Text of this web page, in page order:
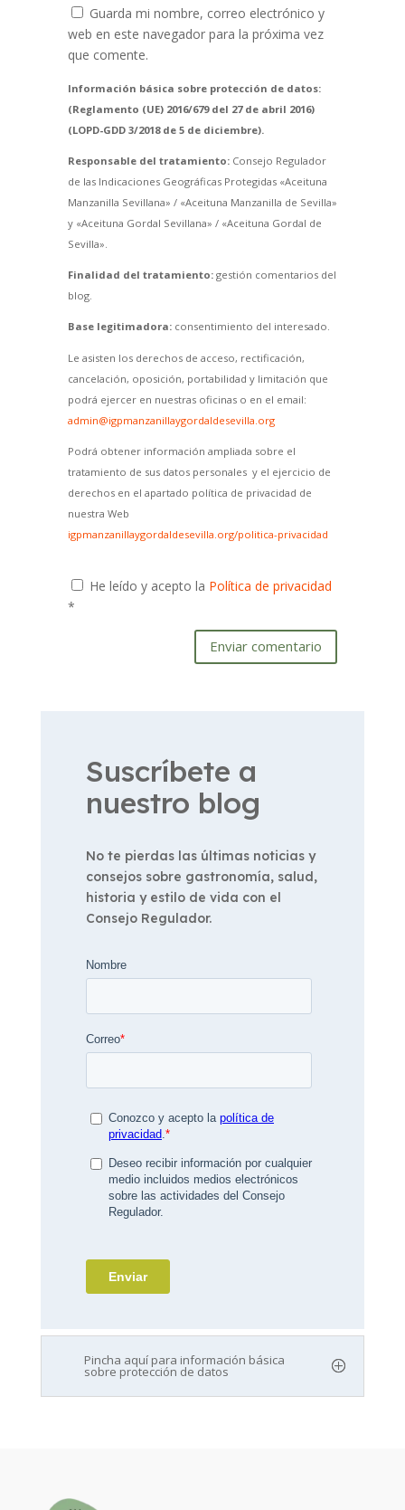
Guarda mi nombre, correo electrónico y
web en este navegador para la próxima vez
que comente.
Información básica sobre protección de datos:
(Reglamento (UE) 2016/679 del 27 de abril 2016)
(LOPD-GDD 3/2018 de 5 de diciembre).
Responsable del tratamiento:Consejo Regulador
de las Indicaciones Geográficas Protegidas «Aceituna
Manzanilla Sevillana» / «Aceituna Manzanilla de Sevilla»
y «Aceituna Gordal Sevillana» / «Aceituna Gordal de
Sevilla».
Finalidad del tratamiento:gestión comentarios del
blog.
Base legitimadora:consentimiento del interesado.
Le asisten los derechos de acceso, rectificación,
cancelación, oposición, portabilidad y limitación que
podrá ejercer en nuestras oficinas o en el email:
admin@igpmanzanillaygordaldesevilla.org
Podrá obtener información ampliada sobre el
tratamiento de sus datos personales y el ejercicio de
derechos en el apartado política de privacidad de
nuestra Web
igpmanzanillaygordaldesevilla.org/politica-privacidad
He leído y acepto la Política de privacidad
*
Enviar comentario
Suscríbete a
nuestro blog
No te pierdas las últimas noticias y
consejos sobre gastronomía, salud,
historia y estilo de vida con el
Consejo Regulador.
Pincha aquí para información básica
sobre protección de datos